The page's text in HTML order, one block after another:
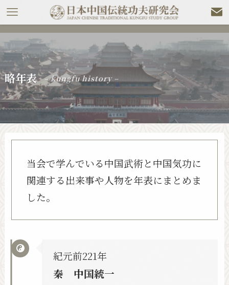
略年表 – kungfu history –
当会で学んでいる中国武術と中国気功に
関連する出来事や人物を年表にまとめま
した。
紀元前221年
秦 中国統一